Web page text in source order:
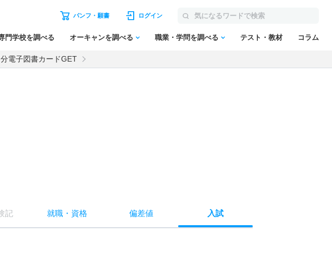
パンフ・願書 ログイン
門学校を調べる オーキャンを調べる 職業・学問を調べる テスト・教材 コラム
電子図書カードGET
記 就職・ 資格 偏差値 入試